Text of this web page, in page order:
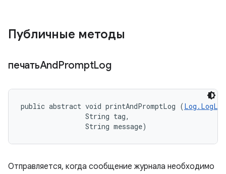
Публичные методы
печатьAndPromptLog
public abstract void printAndPromptLog (
                String tag,
                String message)
Отправляется, когда сообщение журнала необходимо